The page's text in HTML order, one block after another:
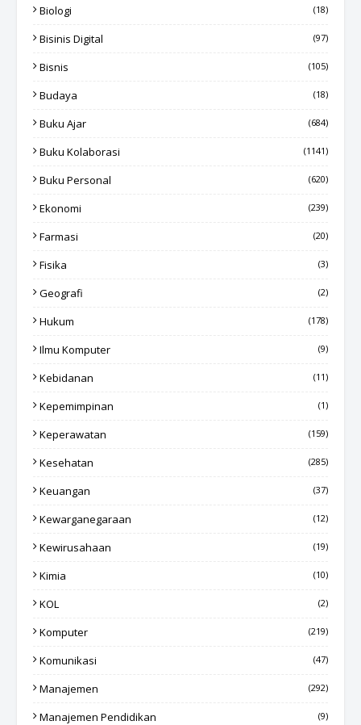
Biologi (18)
Bisinis Digital (97)
Bisnis (105)
Budaya (18)
Buku Ajar (684)
Buku Kolaborasi (1141)
Buku Personal (620)
Ekonomi (239)
Farmasi (20)
Fisika (3)
Geografi (2)
Hukum (178)
Ilmu Komputer (9)
Kebidanan (11)
Kepemimpinan (1)
Keperawatan (159)
Kesehatan (285)
Keuangan (37)
Kewarganegaraan (12)
Kewirusahaan (19)
Kimia (10)
KOL (2)
Komputer (219)
Komunikasi (47)
Manajemen (292)
Manajemen Pendidikan (9)